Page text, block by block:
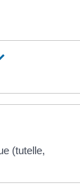
(tutelle,